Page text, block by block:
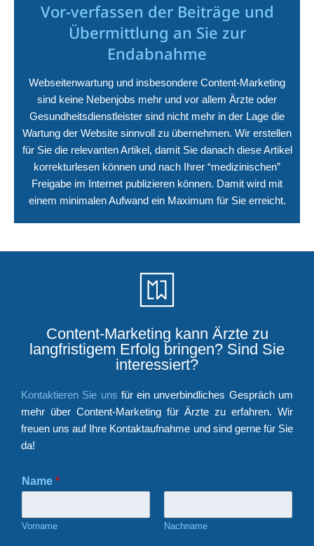
Vor-verfassen der Beiträge und
Übermittlung an Sie zur
Endabnahme
Webseitenwartung und insbesondere Content-Marketing
sind keine Nebenjobs mehr und vor allem Ärzte oder
Gesundheitsdienstleister sind nicht mehr in der Lage die
Wartung der Website sinnvoll zu übernehmen. Wir erstellen
für Sie die relevanten Artikel, damit Sie danach diese Artikel
korrekturlesen können und nach Ihrer “medizinischen”
Freigabe im Internet publizieren können. Damit wird mit
einem minimalen Aufwand ein Maximum für Sie erreicht.
Content-Marketing kann Ärzte zu
langfristigem Erfolg bringen? Sind Sie
interessiert?
Kontaktieren Sie uns für ein unverbindliches Gespräch um
mehr über Content-Marketing für Ärzte zu erfahren. Wir
freuen uns auf Ihre Kontaktaufnahme und sind gerne für Sie
da!
Name *
Vorname Nachname